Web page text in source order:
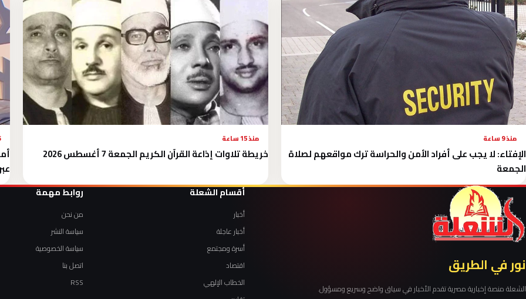
منذ 9 ساعة
الإفتاء: لا يجب على أفراد الأمن والحراسة ترك مواقعهم لصلاة
الجمعة
منذ 15 ساعة
خريطة تلاوات إذاعة القرآن الكريم الجمعة 7 أغسطس 2026
6
نور في الطريق
الشعلة منصة إخبارية مصرية تقدم الأخبار في سياق واضح وسريع ومسؤول.
أقسام الشعلة
أخبار
أخبار عاجلة
أسرة ومجتمع
اقتصاد
الخطاب الإلهي
روابط مهمة
من نحن
سياسة النشر
سياسة الخصوصية
اتصل بنا
RSS